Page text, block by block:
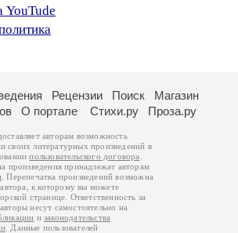
YouTude
Рецензии Поиск
Магазин
О портале Стихи.ру Проза.ру
авторам возможность
своих литературных произведений в
пользовательского договора
произведения принадлежат авторам
. Перепечатка произведений возможна
автора, к которому вы можете
странице. Ответственность за
несут самостоятельно на
изаконодательства
. Данные пользователей